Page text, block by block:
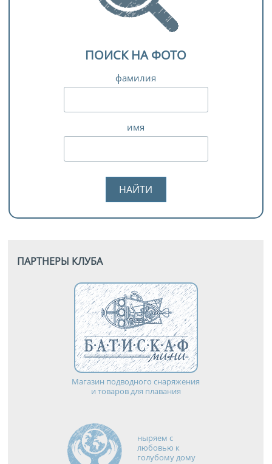
ПОИСК НА ФОТО
фамилия
имя
ПАРТНЕРЫ КЛУБА
Магазин подводного снаряжения
и товаров для плавания
ныряем с
любовью к
голубому дому